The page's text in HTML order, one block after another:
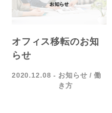
オフィス移転のお知
らせ
2020.12.08 お知らせ
働
き方